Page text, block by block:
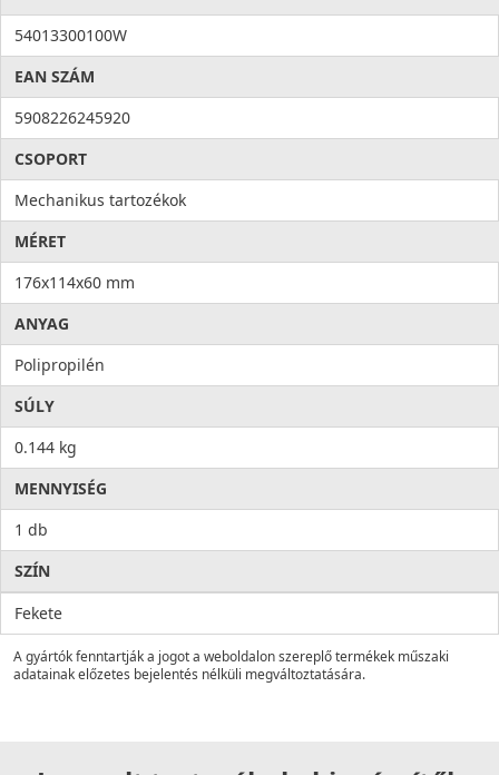
54013300100W
EAN SZÁM
5908226245920
CSOPORT
Mechanikus tartozékok
MÉRET
176x114x60 mm
ANYAG
Polipropilén
SÚLY
0.144 kg
MENNYISÉG
1 db
SZÍN
Fekete
A gyártók fenntartják a jogot a weboldalon szereplő termékek műszaki
adatainak előzetes bejelentés nélküli megváltoztatására.